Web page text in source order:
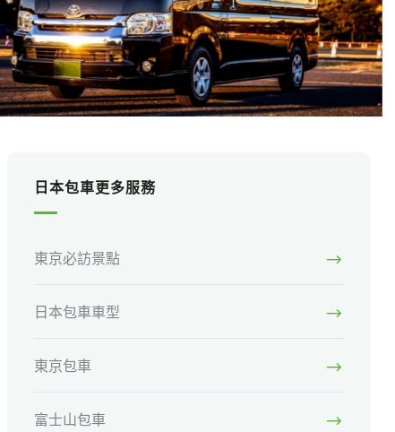
日本包車更多服務
東京必訪景點
日本包車車型
東京包車
富士山包車